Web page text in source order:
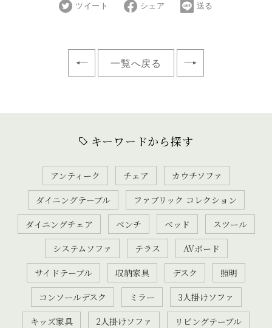
ツイート シェア 送る
一覧へ戻る
キーワードから探す
アンティーク チェア
カウチソファ
ダイニングテーブル
ファブリック コレクション
ダイニングチェア
ベンチ ベッド
スツール
システムソファ
テラス
AVボード
サイドテーブル
収納家具 デスク
照明
コンソールデスク
ミラー
3人掛けソファ
キッズ家具
2人掛けソファ
リビングテーブル